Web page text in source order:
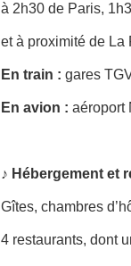
à 2h30 de Paris,
et à proximité de La
En train : gares
En avion : aéroport
♪ Hébergement et
Gîtes, chambres
4 restaurants, dont